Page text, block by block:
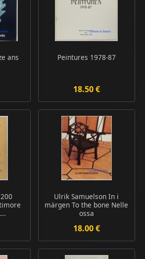
ans
Peintures 1978-87
18.50 €
Ulrik Samuelson In i
märgen To the bone Nelle
ossa
18.00 €